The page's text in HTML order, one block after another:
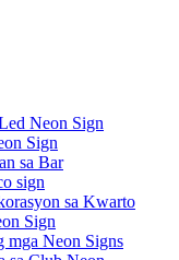
Neon Sign
Sign
sa Bar
sign
sa Kwarto
Sign
mga Neon Signs